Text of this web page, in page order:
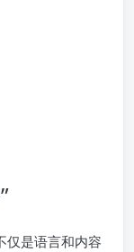
仅是语言和内容